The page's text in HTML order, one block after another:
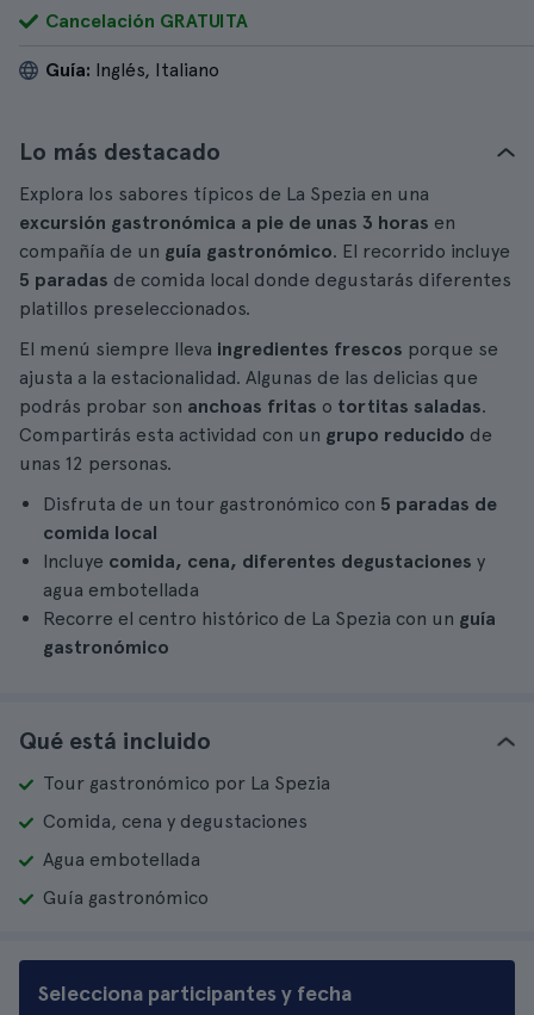
Cancelación GRATUITA
Guía: Inglés, Italiano
Lo más destacado
Explora los sabores típicos de La Spezia en una
excursión gastronómica a pie de unas 3 horas en
compañía de un guía gastronómico. El recorrido incluye
5 paradas de comida local donde degustarás diferentes
platillos preseleccionados.
El menú siempre lleva ingredientes frescos porque se
ajusta a la estacionalidad. Algunas de las delicias que
podrás probar son anchoas fritas o tortitas saladas.
Compartirás esta actividad con un grupo reducido de
unas 12 personas.
Disfruta de un tour gastronómico con 5 paradas de
comida local
Incluye comida, cena, diferentes degustaciones y
agua embotellada
Recorre el centro histórico de La Spezia con un guía
gastronómico
Qué está incluido
Tour gastronómico por La Spezia
Comida, cena y degustaciones
Agua embotellada
Guía gastronómico
Selecciona participantes y fecha